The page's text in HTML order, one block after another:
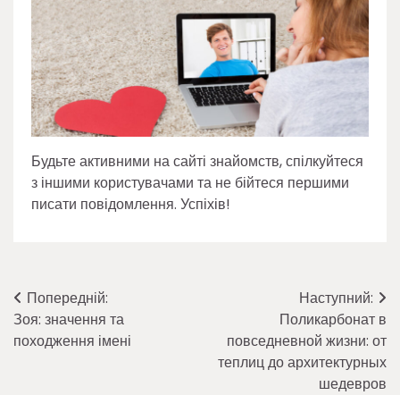
Будьте активними на сайті знайомств, спілкуйтеся
з іншими користувачами та не бійтеся першими
писати повідомлення. Успіхів!
Навігація
записів
Попередній:
Зоя: значення та
походження імені
Наступний:
Поликарбонат в
повседневной жизни: от
теплиц до архитектурных
шедевров